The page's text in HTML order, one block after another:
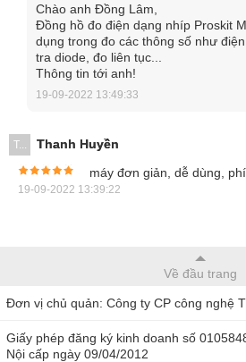
Chào anh Đồng Lâm,
Đồng hồ đo điện dạng nhíp Proskit
dụng trong đo các thông số như
tra diode, đo liên tục...
Thông tin tới anh!
19-09-2022 13:49:33
T...
Thanh Huyền
máy đơn giản, dễ dùng,
19-09-2022 13:39:22
Về đầu trang
Đơn vị chủ quản: Công ty CP công nghệ
Giấy phép đăng ký kinh doanh số
Nội cấp ngày 09/04/2012